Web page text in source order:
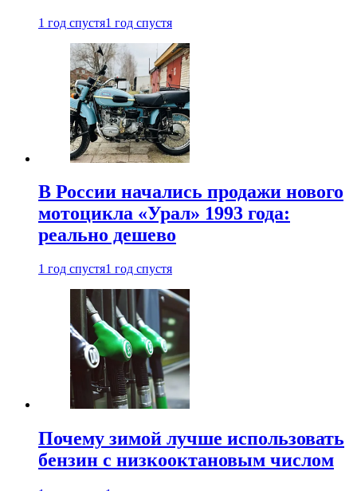
1 год спустя1 год спустя
В России начались продажи нового
мотоцикла «Урал» 1993 года:
реально дешево
1 год спустя1 год спустя
Почему зимой лучше использовать
бензин с низкооктановым числом